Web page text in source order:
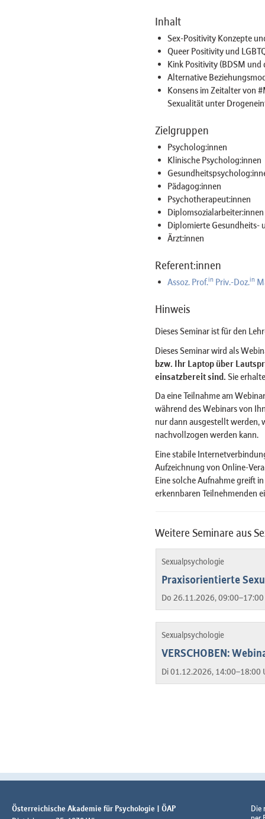
Inhalt
Sex-Positivity Konzepte
Queer Positivity und
Kink Positivity (BDSM und
Alternative
Konsens im Zeitalter von
Sexualität unter
Zielgruppen
Psycholog:innen
Klinische Psycholog:innen
Pädagog:innen
Psychotherapeut:innen
Diplomsozialarbeiter:innen
Diplomierte Gesundheits-
Ärzt:innen
Referent:innen
Assoz. Prof.in Priv.-Doz.in
Hinweis
Dieses Seminar ist für den
Dieses Seminar wird als
bzw. Ihr Laptop über
einsatzbereit sind. Sie
Da eine Teilnahme am
während des Webinars von
nur dann ausgestellt werden,
nachvollzogen werden kann.
Eine stabile
Aufzeichnung von Online-
Eine solche Aufnahme greift
erkennbaren Teilnehmenden
Weitere Seminare aus
Sexualpsychologie
Praxisorientierte
Do 26.11.2026,
Sexualpsychologie
VERSCHOBEN:
Di 01.12.2026, 14:00–18:00
Österreichische Akademie für Psychologie | ÖAP
Die